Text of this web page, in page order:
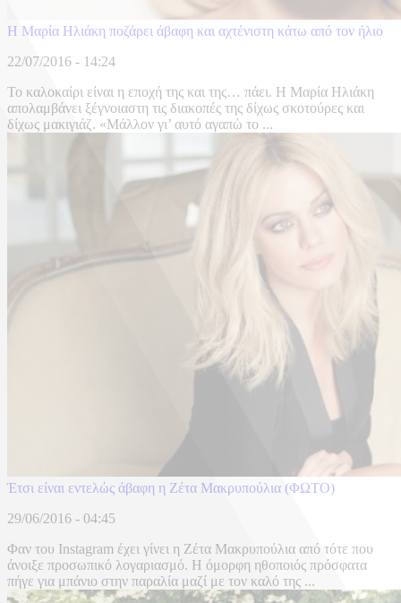
Η Μαρία Ηλιάκη ποζάρει άβαφη και αχτένιστη κάτω από τον ήλιο
22/07/2016 - 14:24
Το καλοκαίρι είναι η εποχή της και της… πάει. Η Μαρία Ηλιάκη
απολαμβάνει ξέγνοιαστη τις διακοπές της δίχως σκοτούρες και
δίχως μακιγιάζ. «Μάλλον γι’ αυτό αγαπώ το ...
Έτσι είναι εντελώς άβαφη η Ζέτα Μακρυπούλια (ΦΩΤΟ)
29/06/2016 - 04:45
Φαν του Instagram έχει γίνει η Ζέτα Μακρυπούλια από τότε που
άνοιξε προσωπικό λογαριασμό. Η όμορφη ηθοποιός πρόσφατα
πήγε για μπάνιο στην παραλία μαζί με τον καλό της ...